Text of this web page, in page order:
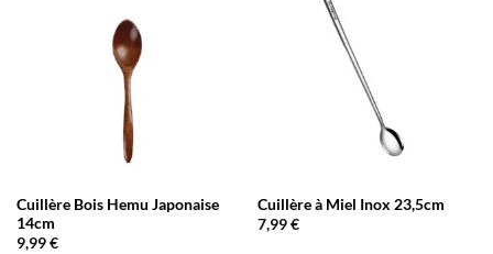
Cuillère Bois Hemu Japonaise
14cm
9,99€
Cuillère à Miel Inox 23,5cm
7,99€